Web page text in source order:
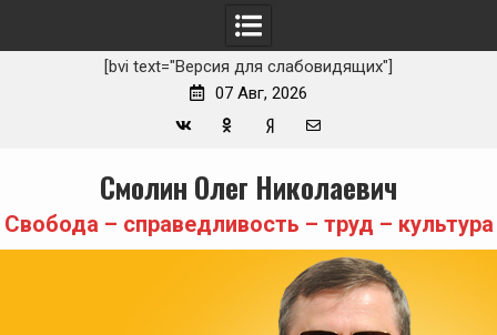
[bvi text="Версия для слабовидящих"]
07 Авг, 2026
Zen
mail
content
Смолин Олег Николаевич
Свобода – справедливость – труд – культура